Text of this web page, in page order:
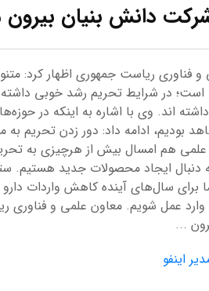
دانش بنیان بیرون
فناوری ریاست جمهوری اظهار کرد:
آن تحریم ۴۰ ساله است؛ در شرایط تحریم رشد
تقاضایی ۱۰ برابر داشته اند. وی با اشاره به
بودیم، ادامه داد: دور زدن تحریم
هم امسال بیش از هرچیزی به
ایجاد محصولات جدید هستیم.
برای سال‌های آینده کاهش واردات
وارد عمل شویم. معاون علمی و
...
اینفو